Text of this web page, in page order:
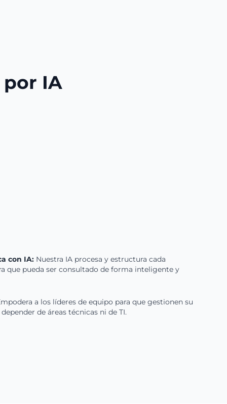
IA
con IA: Nuestra IA procesa y estructura cada
que pueda ser consultado de forma inteligente y
a los líderes de equipo para que gestionen su
de áreas técnicas ni de TI.